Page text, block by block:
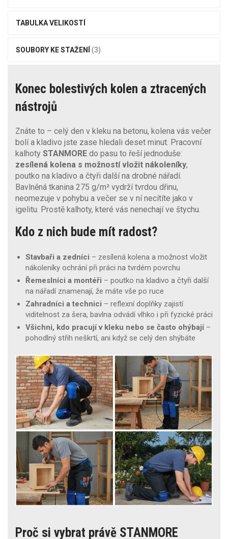
TABULKA VELIKOSTÍ
SOUBORY KE STAŽENÍ (3)
Konec bolestivých kolen a ztracených
nástrojů
Znáte to – celý den v kleku na betonu, kolena vás večer
bolí a kladivo jste zase hledali deset minut. Pracovní
kalhoty STANMORE do pasu to řeší jednoduše:
zesílená kolena s možností vložit nákoleníky,
poutko na kladivo a čtyři další na drobné nářadí.
Bavlněná tkanina 275 g/m² vydrží tvrdou dřinu,
neomezuje v pohybu a večer se v ní necítíte jako v
igelitu. Prostě kalhoty, které vás nenechají ve štychu.
Kdo z nich bude mít radost?
Stavbaři a zedníci – zesílená kolena a možnost vložit
nákoleníky ochrání při práci na tvrdém povrchu
Řemeslníci a montéři – poutko na kladivo a čtyři další
na nářadí znamenají, že máte vše po ruce
Zahradníci a technici – reflexní doplňky zajistí
viditelnost za šera, bavlna odvádí vlhko i při fyzické práci
Všichni, kdo pracují v kleku nebo se často ohýbají–
pohodlný střih neškrtí, ani když se celý den shýbáte
Proč si vybrat právě STANMORE